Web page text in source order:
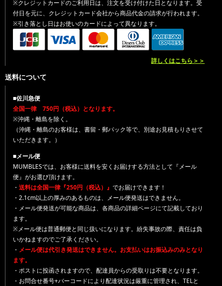
※クレジットカードのご利用日は、注文を受け付けた日となります。受
付日を元に、クレジットカード会社から商品代金の請求が行われます。
※引き落とし日はお使いのカードによって異なります。
詳しくはこちら＞＞
送料について
■佐川急便
全国一律 750円（税込）となります。
※沖縄・離島を除く。
（沖縄・離島のお客様は、書留・郵パック等で、別途お見積もりさせて
いただきます。）
■メール便
MUMBLESでは、お客様に送料を安くお届けする方法として『メール
便』がお選び頂けます。
・ 送料は全国一律『250円（税込）』 でお届けできます！
・2.1cm以上の厚みのあるものは、メール便発送はできません。
・メール便発送が可能な商品は、各商品の詳細ページにて記載しており
ます。
※メール便は普通郵便と同じ扱いになります。紛失事故の際、責任は負
いかねますのでご了承ください。
・ メール便は代引き発送はできません。お支払いはお振込みのみとなり
ます。
・ポストに投函されますので、配達員からの受取りは不要となります。
・お問合せ番号+バーコードにより配達状況は厳重に管理され、TELと